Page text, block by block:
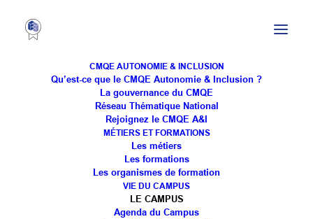
CMQE AUTONOMIE & INCLUSION
Qu’est-ce que le CMQE Autonomie & Inclusion ?
La gouvernance du CMQE
Réseau Thématique National
Rejoignez le CMQE A&I
MÉTIERS ET FORMATIONS
Les métiers
Les formations
Les organismes de formation
VIE DU CAMPUS
LE CAMPUS
Agenda du Campus
Nos reportages-métiers :
le métier d'infirmier(e)